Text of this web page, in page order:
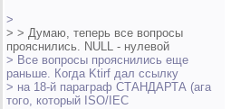
>
> > Думаю, теперь все вопросы
прояснились. NULL - нулевой
> Все вопросы прояснились еще
раньше. Когда Ktirf дал ссылку
> на 18-й параграф СТАНДАРТА (ага
того, который ISO/IEC